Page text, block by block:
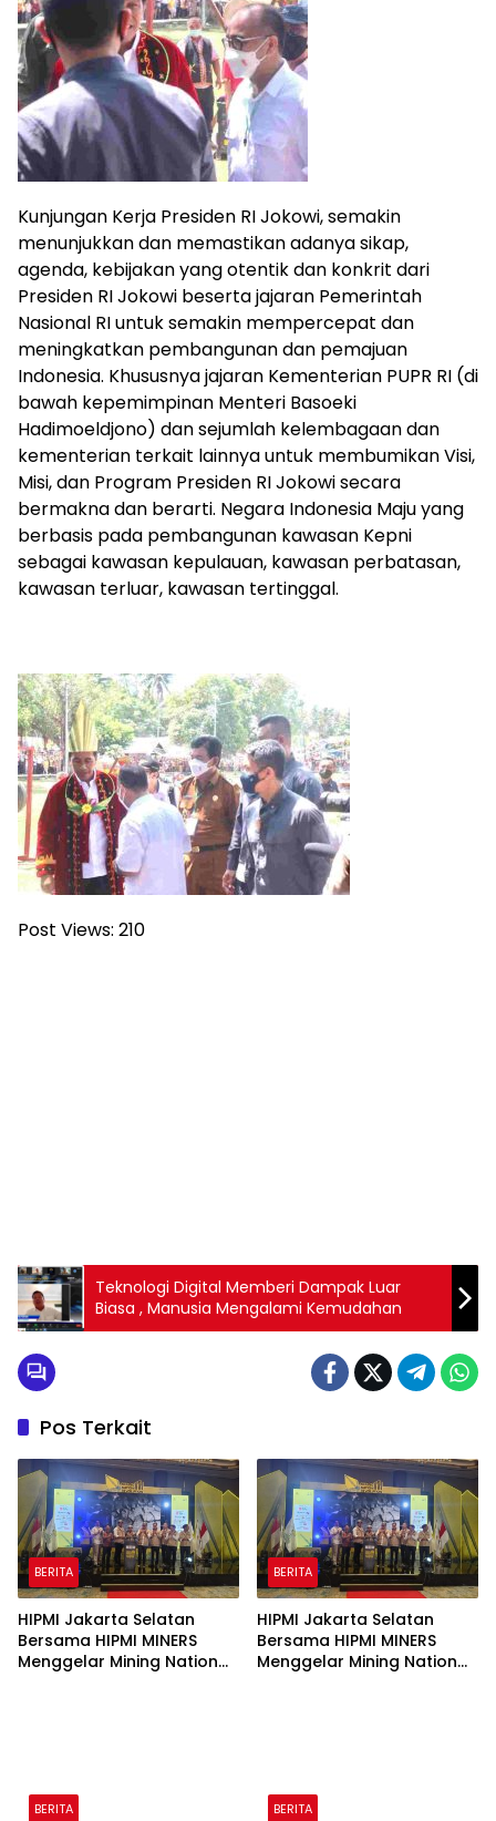
Kunjungan Kerja Presiden RI Jokowi, semakin
menunjukkan dan memastikan adanya sikap,
agenda, kebijakan yang otentik dan konkrit dari
Presiden RI Jokowi beserta jajaran Pemerintah
Nasional RI untuk semakin mempercepat dan
meningkatkan pembangunan dan pemajuan
Indonesia. Khususnya jajaran Kementerian PUPR RI (di
bawah kepemimpinan Menteri Basoeki
Hadimoeldjono) dan sejumlah kelembagaan dan
kementerian terkait lainnya untuk membumikan Visi,
Misi, dan Program Presiden RI Jokowi secara
bermakna dan berarti. Negara Indonesia Maju yang
berbasis pada pembangunan kawasan Kepni
sebagai kawasan kepulauan, kawasan perbatasan,
kawasan terluar, kawasan tertinggal.
Post Views: 210
Teknologi Digital Memberi Dampak Luar
Biasa , Manusia Mengalami Kemudahan
Pos Terkait
BERITA
HIPMI Jakarta Selatan
Bersama HIPMI MINERS
Menggelar Mining Nation
BERITA
HIPMI Jakarta Selatan
Bersama HIPMI MINERS
Menggelar Mining Nation
BERITA BERITA